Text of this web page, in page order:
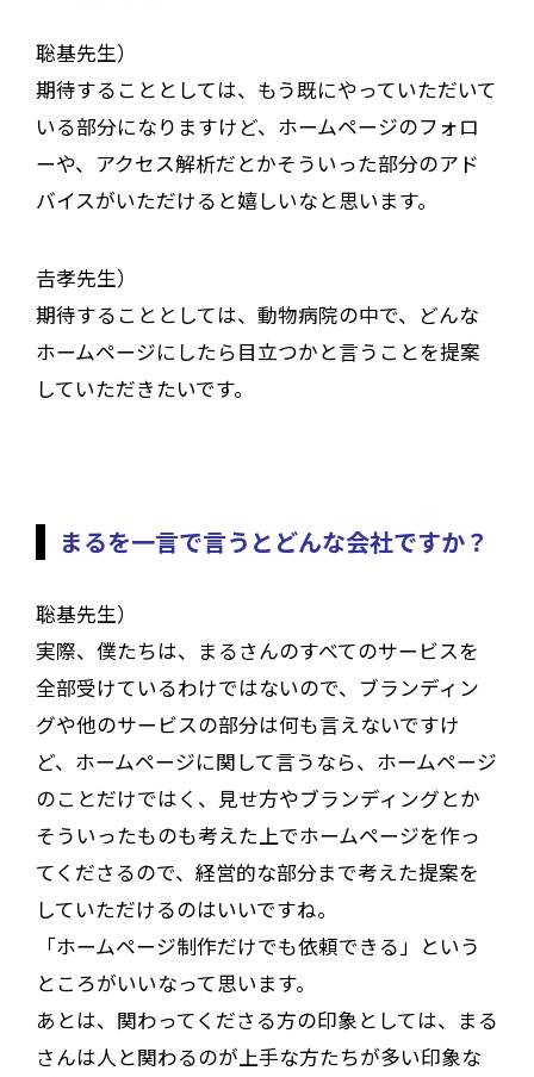
聡基先生）
期待することとしては、もう既にやっていただいて
いる部分になりますけど、ホームページのフォロ
ーや、アクセス解析だとかそういった部分のアド
バイスがいただけると嬉しいなと思います。
𠮷孝先生）
期待することとしては、動物病院の中で、どんな
ホームページにしたら目立つかと言うことを提案
していただきたいです。
まるを一言で言うとどんな会社ですか？
聡基先生）
実際、僕たちは、まるさんのすべてのサービスを
全部受けているわけではないので、ブランディン
グや他のサービスの部分は何も言えないですけ
ど、ホームページに関して言うなら、ホームページ
のことだけではく、見せ方やブランディングとか
そういったものも考えた上でホームページを作っ
てくださるので、経営的な部分まで考えた提案を
していただけるのはいいですね。
「ホームページ制作だけでも依頼できる」という
ところがいいなって思います。
あとは、関わってくださる方の印象としては、まる
さんは人と関わるのが上手な方たちが多い印象な